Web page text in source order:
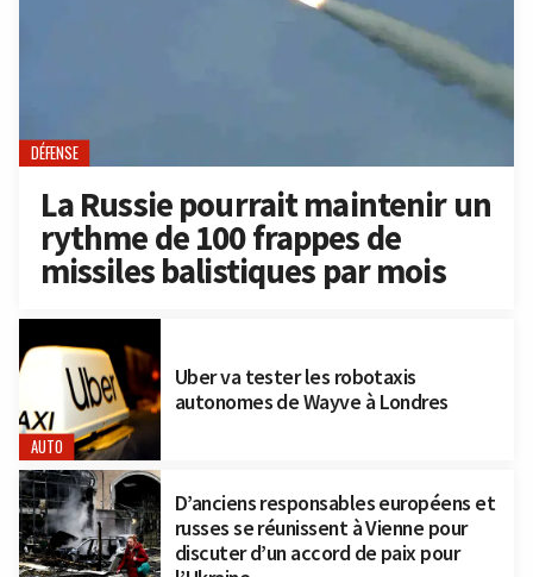
DÉFENSE
La Russie pourrait maintenir un
rythme de 100 frappes de
missiles balistiques par mois
AUTO
Uber va tester les robotaxis
autonomes de Wayve à Londres
D’anciens responsables européens et
russes se réunissent à Vienne pour
discuter d’un accord de paix pour